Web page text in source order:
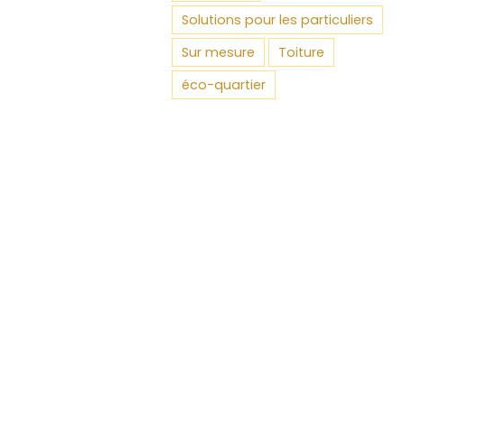
Solutions pour les particuliers
Sur mesure
Toiture
éco-quartier